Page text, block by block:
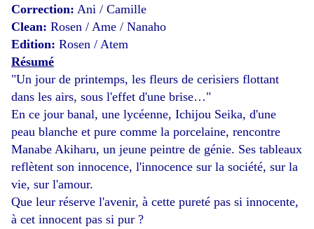
Correction: Ani / Camille
Clean: Rosen / Ame / Nanaho
Edition: Rosen / Atem
Résumé
"Un jour de printemps, les fleurs de cerisiers flottant
dans les airs, sous l'effet d'une brise…"
En ce jour banal, une lycéenne, Ichijou Seika, d'une
peau blanche et pure comme la porcelaine, rencontre
Manabe Akiharu, un jeune peintre de génie. Ses tableaux
reflètent son innocence, l'innocence sur la société, sur la
vie, sur l'amour.
Que leur réserve l'avenir, à cette pureté pas si innocente,
à cet innocent pas si pur ?